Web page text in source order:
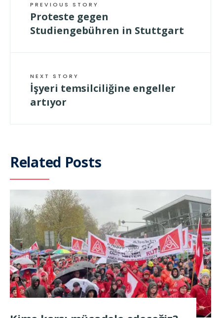
PREVIOUS STORY
Proteste gegen
Studiengebühren in Stuttgart
NEXT STORY
İşyeri temsilciliğine engeller
artıyor
Related Posts